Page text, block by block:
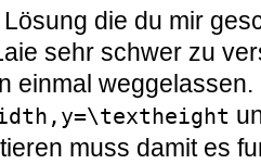
die du mir
sehr schwer zu
einmal
muss damit es